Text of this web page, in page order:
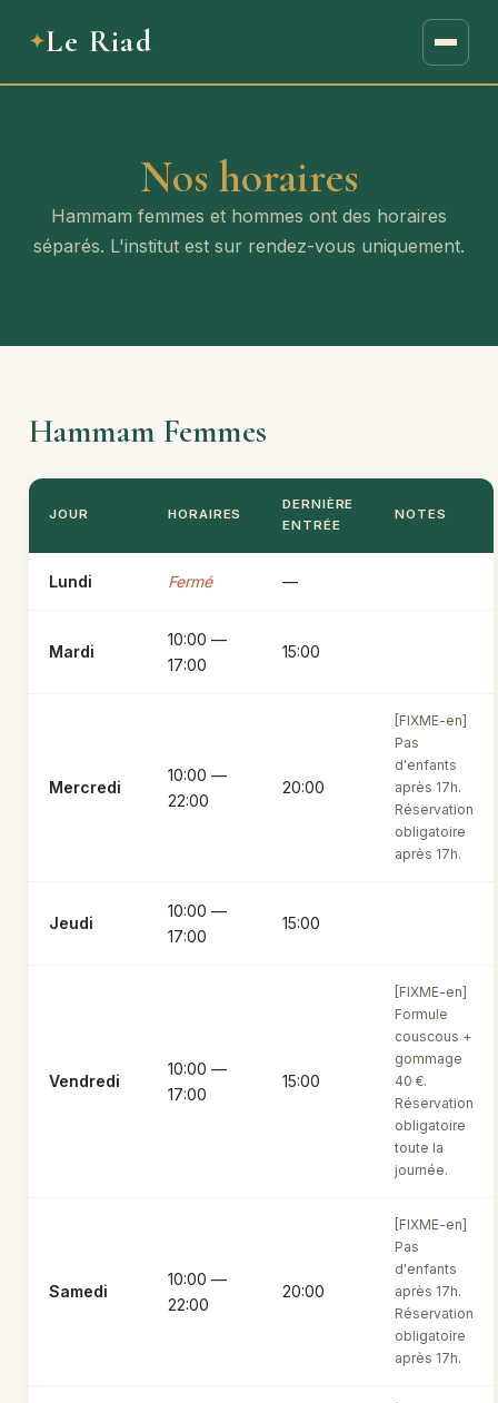
Le Riad
Nos horaires
Hammam femmes et hommes ont des horaires
séparés. L'institut est sur rendez-vous uniquement.
Hammam Femmes
JOUR HORAIRES
DERNIÈRE
ENTRÉE
NOTES
Lundi Fermé —
Mardi
10:00 —
17:00
15:00
Mercredi
10:00 —
22:00
20:00
[FIXME-en]
Pas
d'enfants
après 17h.
Réservation
obligatoire
après 17h.
Jeudi
10:00 —
17:00
15:00
Vendredi
10:00 —
17:00
15:00
[FIXME-en]
Formule
couscous +
gommage
40 €.
Réservation
obligatoire
toute la
journée.
Samedi
10:00 —
22:00
20:00
[FIXME-en]
Pas
d'enfants
après 17h.
Réservation
obligatoire
après 17h.